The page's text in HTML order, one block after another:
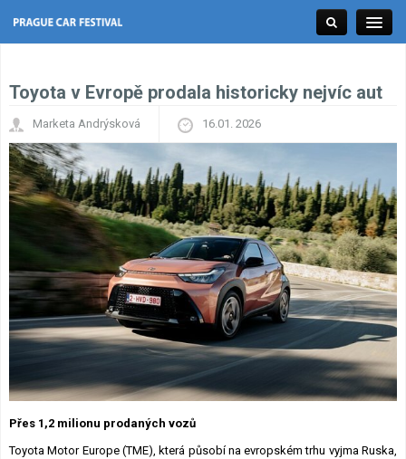
Classic Expo
Toyota v Evropě prodala historicky nejvíc aut
Marketa Andrýsková 16.01. 2026
Přes 1,2 milionu prodaných vozů
Toyota Motor Europe (TME), která působí na evropském trhu vyjma Ruska,